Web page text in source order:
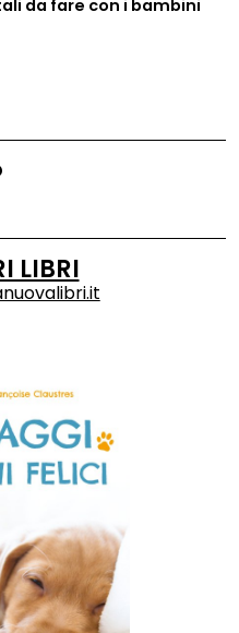
da fare con i bambini
LIBRI